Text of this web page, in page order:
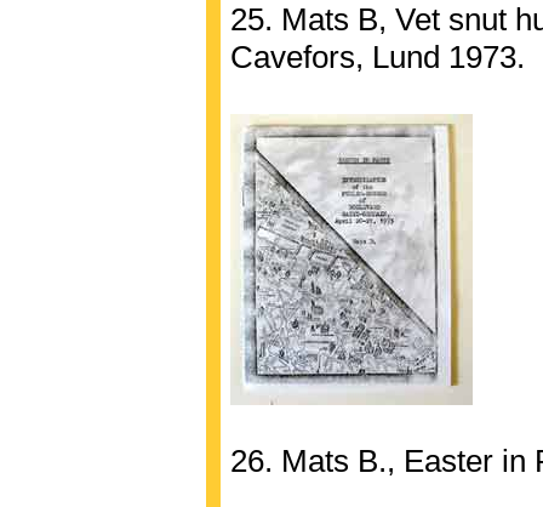
25. Mats B, Vet snut
Cavefors, Lund 1973.
26. Mats B., Easter in